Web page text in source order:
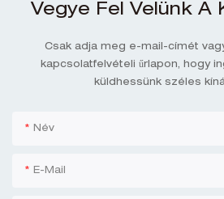
Vegye Fel Velünk A
Csak adja meg e-mail-címét
kapcsolatfelvételi űrlapon, hogy
küldhessünk széles
Név
E-Mail